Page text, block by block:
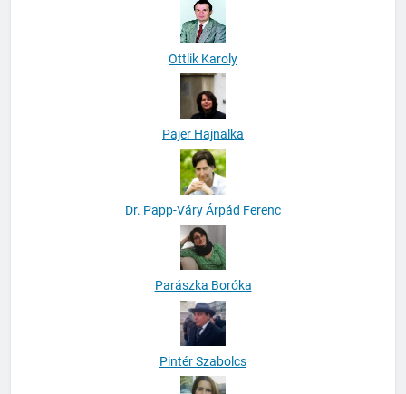
Ottlik Karoly
Pajer Hajnalka
Dr. Papp-Váry Árpád Ferenc
Parászka Boróka
Pintér Szabolcs